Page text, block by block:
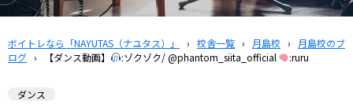
ボイトレなら「NAYUTAS（ナユタス）」 › 校舎一覧 › 月島校 ›
月島校のブ
ログ › 【ダンス動画】 :ゾクゾク/ @phantom_siita_official :ruru
ダンス